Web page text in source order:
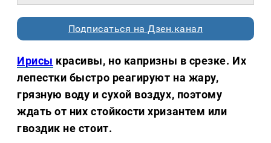
Подписаться на Дзен.канал
Ирисы красивы, но капризны в срезке. Их
лепестки быстро реагируют на жару,
грязную воду и сухой воздух, поэтому
ждать от них стойкости хризантем или
гвоздик не стоит.